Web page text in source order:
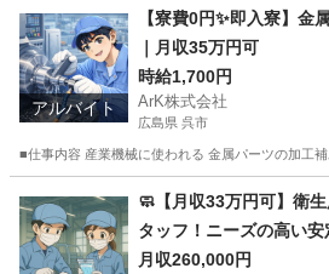
工場 自動車
アルバイト
【寮費0円✨即入寮】金
｜月収35万円可
時給1,700円
ArK株式会社
広島県 呉市
■仕事内容 産業機械に使われる 金属パーツの加工
工場 無料
🧼【月収33万円可】衛
タッフ！ニーズの高い安
月収260,000円